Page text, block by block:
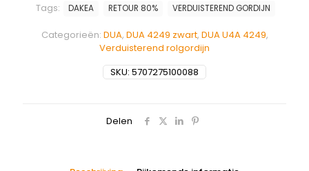
SKU: 5707275100088
Categorieën: DUA, DUA 4249 zwart, DUA U4A 4249,
Verduisterend rolgordijn
Tags: DAKEA RETOUR 80% VERDUISTEREND GORDIJN
Delen